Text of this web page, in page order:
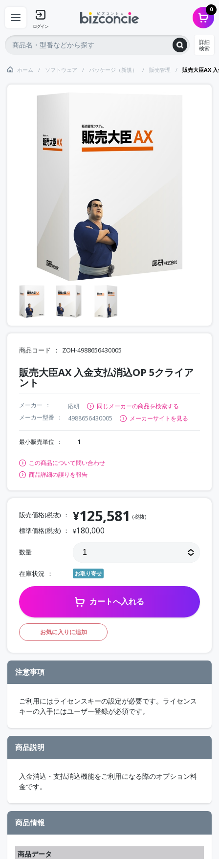
ログイン
0
詳細
検索
ホーム ソフトウェア パッケージ（新規） 販売管理 販売大臣AX
商品コード ZOH-4988656430005
販売大臣AX 入金支払消込OP 5クライア
ント
メーカー 応研
同じメーカーの商品を検索する
メーカー型番
4988656430005 メーカーサイトを見る
最小販売単位 1
この商品について問い合わせ
商品詳細の誤りを報告
販売価格(税抜) ¥125,581 (税抜)
標準価格(税抜) ¥180,000
数量
在庫状況 お取り寄せ
カートへ入れる
お気に入りに追加
注意事項
ご利用にはライセンスキーの設定が必要です。ライセンス
キーの入手にはユーザー登録が必須です。
商品説明
入金消込・支払消込機能をご利用になる際のオプション料
金です。
商品情報
商品データ